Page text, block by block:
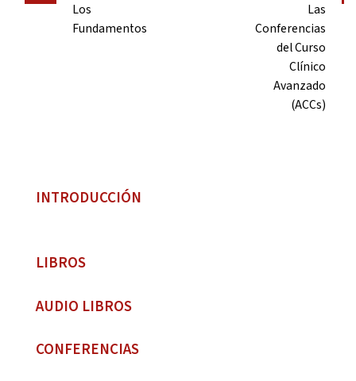
INTRODUCCIÓN
LIBROS
AUDIO LIBROS
CONFERENCIAS
Los
Fundamentos
Las
Conferencias
del Curso
Clínico
Avanzado
(ACCs)